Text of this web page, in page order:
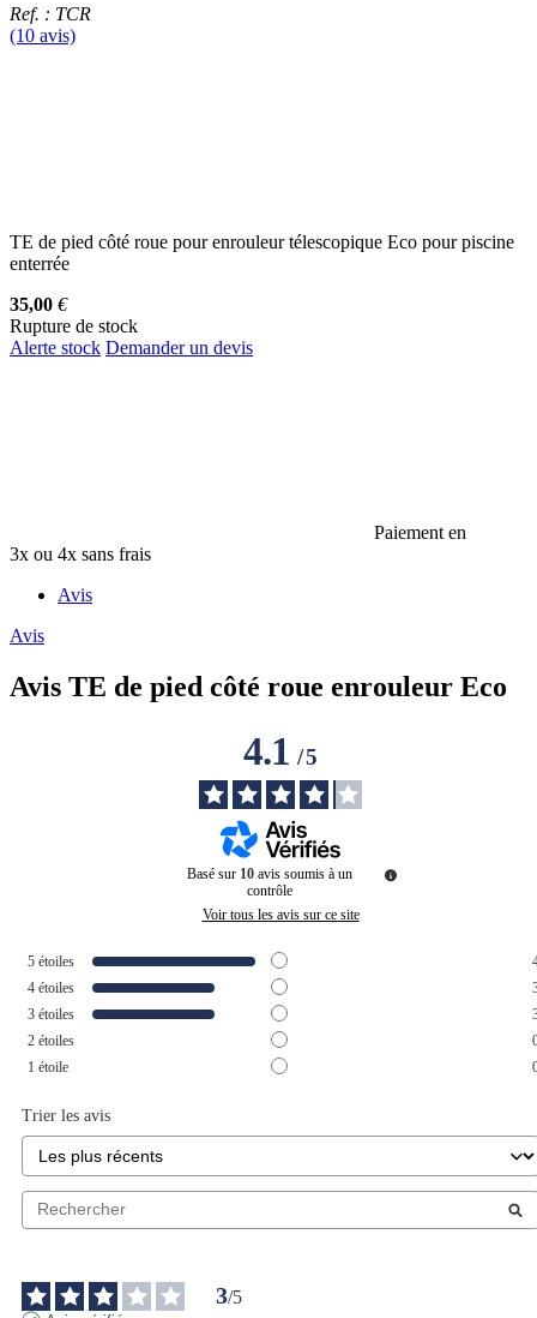
Ref. : TCR
(10 avis)
TE de pied côté roue pour enrouleur télescopique Eco pour piscine
enterrée
35,00 €
Rupture de stock
Alerte stock Demander un devis
Paiement en
3x ou 4x sans frais
Avis
Avis
Avis TE de pied côté roue enrouleur Eco
4.1/5
Basé sur 10 avis soumis à un
contrôle
Voir tous les avis sur ce site
5 étoiles
4 étoiles
3 étoiles
2 étoiles
1 étoile
Trier les avis
3/5